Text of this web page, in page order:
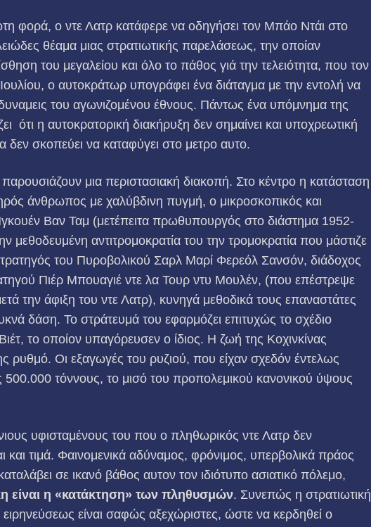
φο­ρά, ο ντε Λατρ κατάφερε να οδηγήσει τον Μπάο Ντάι στο
θέαμα μιας στρατιωτικής παρελάσεως, την οποίαν
του μεγαλείου και όλο το πάθος γιά την τελειότητα, που τον
ο αυτοκράτωρ υπογράφει ένα διάταγμα με την εντολή να
του αγωνιζομένου έθνους. Πάντως ένα υπόμνημα της
ότι η αυτοκρατορική διακήρυξη δεν σημαίνει και υπο­χρεωτική
δεν σκοπεύει να καταφύγει στο μετρο αυτο.
παρουσιάζουν μια περιστασιακή διακοπή. Στο κέντρο η κατάσταση
άνθρωπος με χαλύβδινη πυγμή, ο μικροσκοπικός και
Βαν Ταμ (μετέπειτα πρωθυπουργός στο διάστημα 1952-
μεθοδευμένη αντιτρομοκρατία του την τρομοκρατία που μάστιζε
του Πυροβολικού Σαρλ Μαρί Φερεόλ Σανσόν, διάδοχος
Πιέρ Μπουαγιέ ντε λα Τουρ ντυ Μουλέν, (που επέστρεψε
την άφιξη του ντε Λατρ), κυνηγά μεθο­δικά τους επαναστάτες
δάση. Το στράτευμά του εφαρμόζει επιτυχώς το σχέδιο
το οποίον υπαγόρευσεν ο ίδιος. Η ζωή της Κοχινκίνας
ρυθμό. Οι εξαγωγές του ρυζιού, που είχαν σχεδόν έντελως
τόννους, το μισό του προπολεμικού κανονικού ύψους
υφισταμένους του που ο πληθωρικός ντε Λατρ δεν
και τιμά. Φαινομενικά αδύναμος, φρόνιμος, υπερβολικά πράος
σε ικανό βάθος αυτον τον ιδιότυπο ασιατικό πόλεμο,
είναι η «κατάκτηση» των πληθυσμών. Συνεπώς η στρατιωτική
είναι σαφώς αξεχώριστες, ώστε να κερδηθεί ο